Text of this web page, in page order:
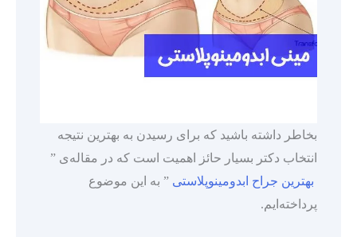
بخاطر داشته باشید که برای رسیدن به بهترین نتیجه
انتخاب دکتر بسیار حائز اهمیت است که در مقاله‌ی ”
بهترین جراح ابدومینوپلاستی ” به این موضوع
پرداخته‌ایم.